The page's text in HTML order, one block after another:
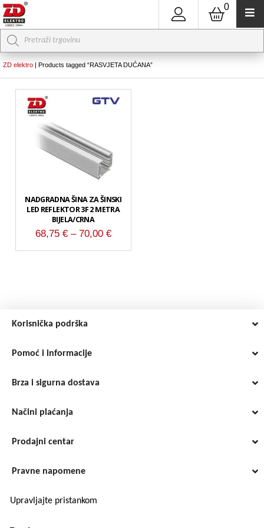
0
Products
search
ZD elektro | Products tagged “RASVJETA DUĆANA”
NADGRADNA ŠINA ZA ŠINSKI
LED REFLEKTOR 3F 2 METRA
BIJELA/CRNA
68,75 € – 70,00 €Raspon
Korisnička podrška
Pomoć i informacije
Brza i sigurna dostava
Načini plaćanja
Prodajni centar
Pravne napomene
Upravljajte pristankom